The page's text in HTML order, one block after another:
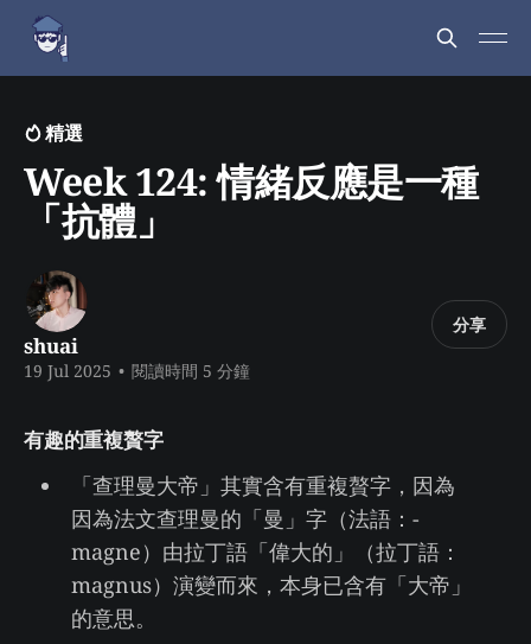
精選
Week 124: 情緒反應是一種
「抗體」
shuai
19 Jul 2025 • 閱讀時間 5 分鐘
分享
有趣的重複贅字
「查理曼大帝」其實含有重複贅字，因為
因為法文查理曼的「曼」字（法語：-
magne）由拉丁語「偉大的」（拉丁語：
magnus）演變而來，本身已含有「大帝」
的意思。